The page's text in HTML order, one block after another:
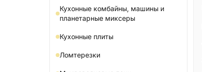
Кухонные комбайны, машины и
планетарные миксеры
Кухонные плиты
Ломтерезки